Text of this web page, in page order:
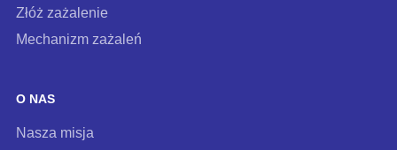
Złóż zażalenie
Mechanizm zażaleń
O NAS
Nasza misja